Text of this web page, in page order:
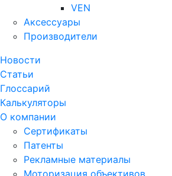
VEN
Аксессуары
Производители
Новости
Статьи
Глоссарий
Калькуляторы
О компании
Сертификаты
Патенты
Рекламные материалы
Моторизация объективов